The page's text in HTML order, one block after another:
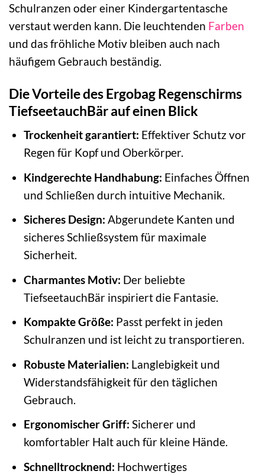
Schulranzen oder einer Kindergartentasche
verstaut werden kann. Die leuchtenden Farben
und das fröhliche Motiv bleiben auch nach
häufigem Gebrauch beständig.
Die Vorteile des Ergobag Regenschirms
TiefseetauchBär auf einen Blick
Trockenheit garantiert: Effektiver Schutz vor
Regen für Kopf und Oberkörper.
Kindgerechte Handhabung: Einfaches Öffnen
und Schließen durch intuitive Mechanik.
Sicheres Design: Abgerundete Kanten und
sicheres Schließsystem für maximale
Sicherheit.
Charmantes Motiv: Der beliebte
TiefseetauchBär inspiriert die Fantasie.
Kompakte Größe: Passt perfekt in jeden
Schulranzen und ist leicht zu transportieren.
Robuste Materialien: Langlebigkeit und
Widerstandsfähigkeit für den täglichen
Gebrauch.
Ergonomischer Griff: Sicherer und
komfortabler Halt auch für kleine Hände.
Schnelltrocknend: Hochwertiges